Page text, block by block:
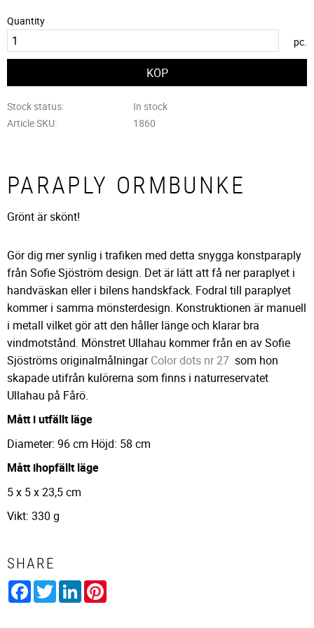
Quantity
pc.
Stock status
In stock
Article SKU
1860
PARAPLY ORMBUNKE
Grönt är skönt!
Gör dig mer synlig i trafiken med detta snygga konstparaply
från Sofie Sjöström design. Det är lätt att få ner paraplyet i
handväskan eller i bilens handskfack. Fodral till paraplyet
kommer i samma mönsterdesign. Konstruktionen är manuell
i metall vilket gör att den håller länge och klarar bra
vindmotstånd. Mönstret Ullahau kommer från en av Sofie
Sjöströms originalmålningarColor dots nr 27 som hon
skapade utifrån kulörerna som finns i naturreservatet
Ullahau på Fårö.
Mått i utfällt läge
Diameter: 96 cm Höjd: 58 cm
Mått ihopfällt läge
5 x 5 x 23,5 cm
Vikt: 330 g
SHARE
Facebook
TwitterLinkedIn